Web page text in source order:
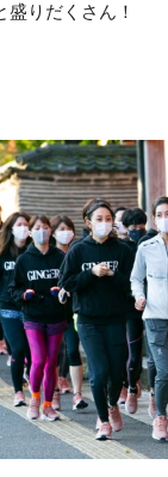
盛りだくさん！